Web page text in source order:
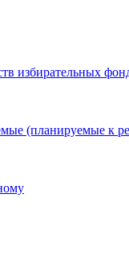
избирательных
(планируемые к